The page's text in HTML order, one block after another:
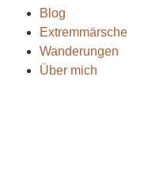
Blog
Extremmärsche
Wanderungen
Über mich